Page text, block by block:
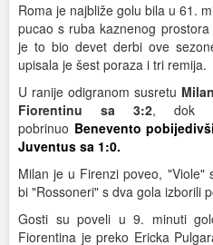
Roma je najbliže golu bila u 61.
pucao s ruba kaznenog
je to bio devet derbi ove
upisala je šest poraza i tri remija.
U ranije odigranom susretu
Fiorentinu sa 3:2, dok
pobrinuo Benevento
Juventus sa 1:0.
Milan je u Firenzi poveo, "Viole"
bi "Rossoneri" s dva gola izborili
Gosti su poveli u 9. minuti
Fiorentina je preko Ericka